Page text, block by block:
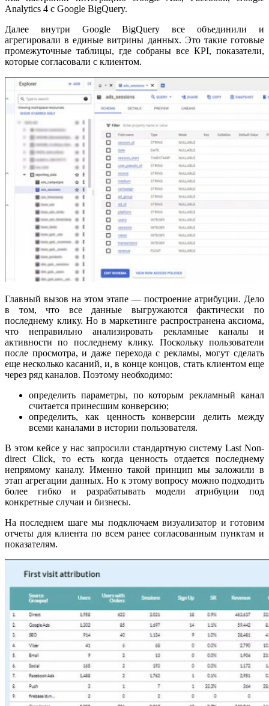
Analytics 4 с Google BigQuery.
Далее внутри Google BigQuery все объединили и
агрегировали в единые витрины данных. Это такие готовые
промежуточные таблицы, где собраны все КPI, показатели,
которые согласовали с клиентом.
Главный вызов на этом этапе — построение атрибуции. Дело
в том, что все данные выгружаются фактически по
последнему клику. Но в маркетинге распространена аксиома,
что неправильно анализировать рекламные каналы и
активности по последнему клику. Поскольку пользователи
после просмотра, и даже перехода с рекламы, могут сделать
еще несколько касаний, и, в конце концов, стать клиентом еще
через ряд каналов. Поэтому необходимо:
определить параметры, по которым рекламный канал
считается принесшим конверсию;
определить, как ценность конверсии делить между
всеми каналами в истории пользователя.
В этом кейсе у нас запросили стандартную систему Last Non-
direct Click, то есть когда ценность отдается последнему
непрямому каналу. Именно такой принцип мы заложили в
этап агрегации данных. Но к этому вопросу можно подходить
более гибко и разрабатывать модели атрибуции под
конкретные случаи и бизнесы.
На последнем шаге мы подключаем визуализатор и готовим
отчеты для клиента по всем ранее согласованным пунктам и
показателям.